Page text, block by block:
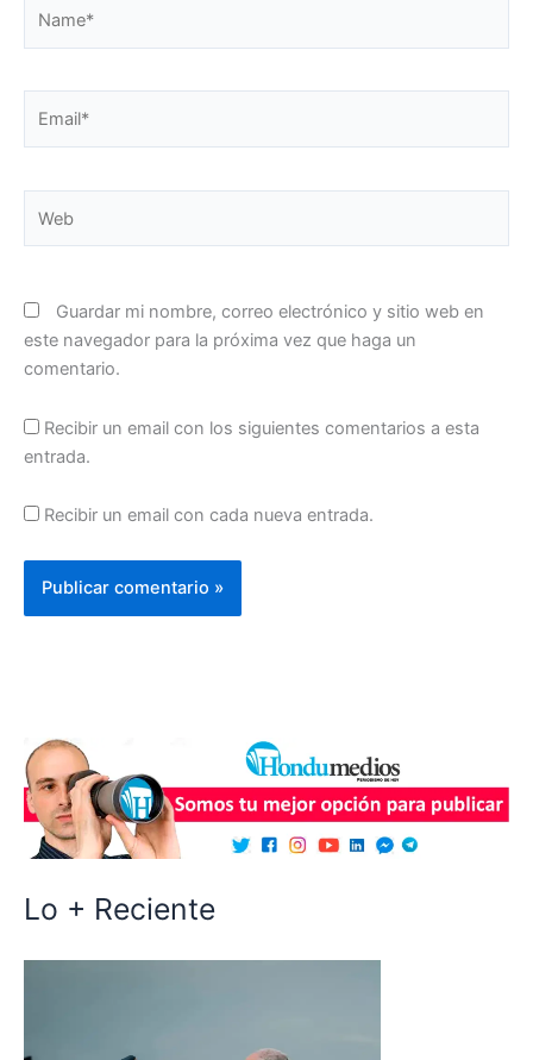
Guardar mi nombre, correo electrónico y sitio web en
este navegador para la próxima vez que haga un
comentario.
Recibir un email con los siguientes comentarios a esta
entrada.
Recibir un email con cada nueva entrada.
Lo + Reciente